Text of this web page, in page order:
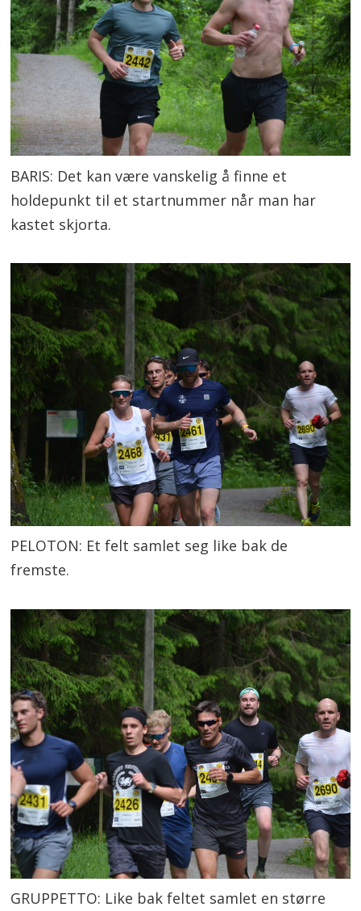
BARIS: Det kan være vanskelig å finne et
holdepunkt til et startnummer når man har
kastet skjorta.
PELOTON: Et felt samlet seg like bak de
fremste.
GRUPPETTO: Like bak feltet samlet en større